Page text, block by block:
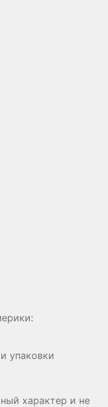
упаковки
характер и не